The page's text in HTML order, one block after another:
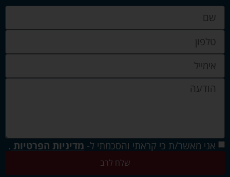
אני מאשר/ת כי קראתי והסכמתי ל- מדיניות הפרטיות .
שלח לרב